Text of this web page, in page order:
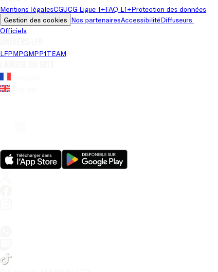
Mentions légalesCGUCG Ligue 1+FAQ L1+Protection des données
Gestion des cookies Nos partenairesAccessibilitéDiffuseurs
Officiels
LFPMPGMPP1TEAM